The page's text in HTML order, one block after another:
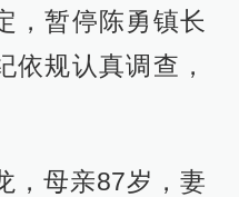
，暂停陈勇镇长
依规认真调查，
，母亲87岁，妻